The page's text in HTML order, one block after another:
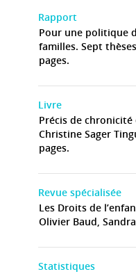
Rapport
Pour une politique
familles. Sept
pages.
Livre
Précis de
Christine Sager
pages.
Revue spécialisée
Les Droits de
Olivier Baud,
Statistiques